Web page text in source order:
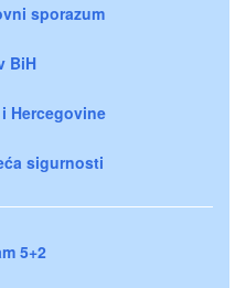
sporazum
BiH
Hercegovine
sigurnosti
5+2